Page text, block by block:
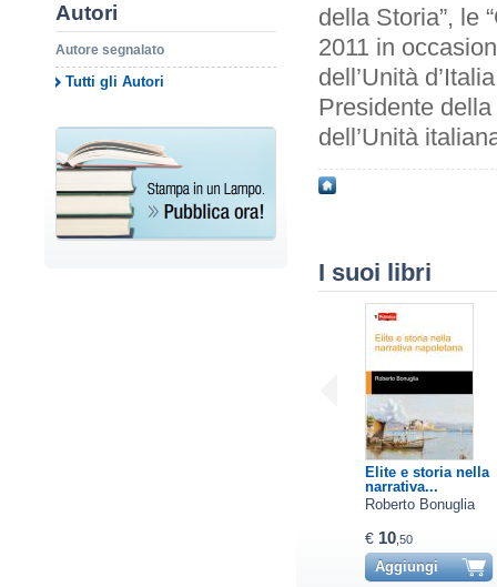
Autori
Autore segnalato
Tutti gli Autori
della Storia”, le
2011 in
dell’Unità
Presidente
dell’Unità
I suoi libri
Elite e storia nella
narrativa...
Roberto Bonuglia
€ 10,50
Aggiungi